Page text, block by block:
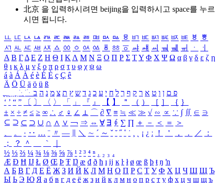
北京 을 입력하시려면 beijing을 입력하시고 space를 누르
시면 됩니다.
ㅥ ㅦ ㅧ ㅨ ㅩ ㅪ ㅫ ㅬ ㅭ ㅮ ㅯ ㅰ ㅱ ㅲ ㅳ ㅴ ㅵ ㅶ ㅷ ㅸ
ㅹ
ㅺ ㅻ ㅼ ㅽ ㅾ ㅿ ㆀ ㆁ ㆂ ㆃ ㆄ ㆅ ㆆ ㆇ ㆈ ㆉ ㆊ ㆋ ㆌ ㆍ
ㆎ
Α Β ΓΔ Ε Ζ Η Θ Ι ΚΛ Μ Ν Ξ Ο Π Ρ Σ ΤΥ Φ Χ Ψ Ω α β γ δ ε ζ η
θ ι κ λ μ ν ξ ο π ρ σ τ υ φ χ ψ ω
á à Á À é è É È ç Ç ê
Ä Ö Ü ä ö ü ß
ִֶֹ ֻּ ׁׂ פ ם ן ו ט א ר ק ף ך ל ח י ע כ ג ד ש ץ ת צ מ נ ה ב
‘ ’ “ ” 〔 〕 〈 〉 「 」 『 』 【 】 ＂ （ ） ［ ］ ｛ ｝
± × ÷ ≠ ≤ ≥ ∞ ∴ ♂ ♀ ∠ ⊥ ⌒ ∂ ∇ ≡ ≒ ≪ ≫ √ ∽ ∝ ∵ ∫ ∬ ∈ ∋
⊆ ⊇ ⊂ ⊃ ∪ ∩ ∧ ∨ ￢ ⇒ ⇔ ∀ ∃ ∮ ∑ ∏ ＋ － ＜ ＝
＞
、
。 · ‥ … ¨ 〃 ― ＼ ∼ ´ ～ ˇ ˘ ˝ ˚ ˙ ¸ ¡ ¿ ː ！ ＇ ， ． ／
：
；
？ ＾ ｀
½ ⅓ ⅔ ¼ ¾ ⅛ ⅜ ⅝ ⅞ ¹ ² ³ ⁴ ⁿ ₁ ₂ ₃ ₄
Æ Ð Ħ Ĳ Ł Ø Œ Þ Ŧ Ŋ æ đ ð ħ ı ĳ ĸ ŀ ł ø œ ß þ ŧ ŋ ŉ
А Б В Г Д Е Ё Ж З И Й К Л М Н О П Р С Т У Ф Х Ц Ч Ш Щ Ъ
Ы Ь Э Ю Я а б в г д е ё ж з и й к л м н о п р с т у ф х ц ч ш щ ъ